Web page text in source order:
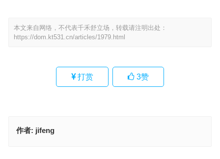
本文来自网络，不代表千禾舒立场，转载请注明出处：
https://dom.kt531.cn/articles/1979.html
打赏 3赞
作者: jifeng